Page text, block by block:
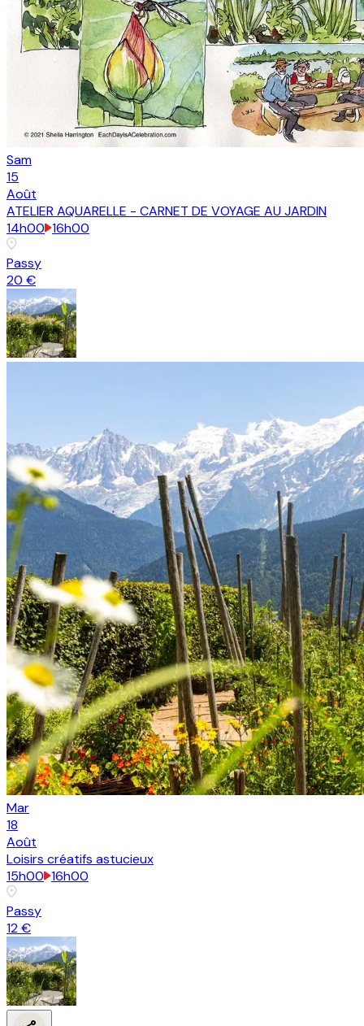
Sam
15
Août
ATELIER AQUARELLE - CARNET DE VOYAGE AU JARDIN
14h00 16h00
Passy
20 €
Mar
18
Août
Loisirs créatifs astucieux
15h00 16h00
Passy
12 €